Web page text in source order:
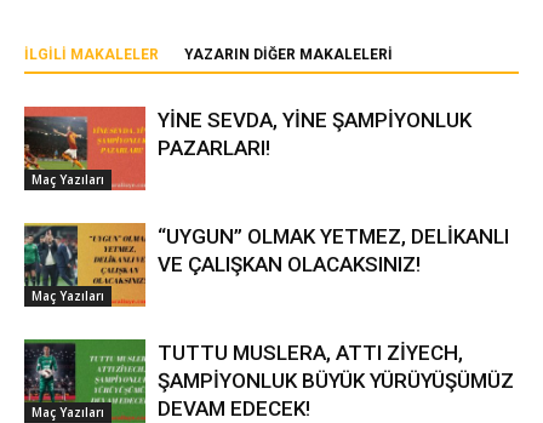
İLGILI MAKALELER YAZARIN DIĞER MAKALELERI
Maç Yazıları
YİNE SEVDA, YİNE ŞAMPİYONLUK
PAZARLARI!
Maç Yazıları
“UYGUN” OLMAK YETMEZ, DELİKANLI
VE ÇALIŞKAN OLACAKSINIZ!
Maç Yazıları
TUTTU MUSLERA, ATTI ZİYECH,
ŞAMPİYONLUK BÜYÜK YÜRÜYÜŞÜMÜZ
DEVAM EDECEK!